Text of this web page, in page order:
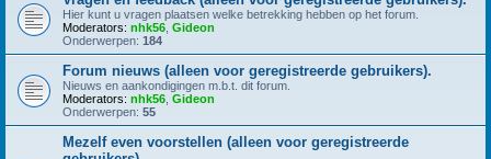
Hier kunt u vragen plaatsen welke betrekking hebben op het forum.
Moderators: nhk56 Gideon
Onderwerpen: 184
Forum nieuws (alleen voor geregistreerde gebruikers).
Nieuws en aankondigingen m.b.t. dit forum.
Moderators: nhk56 Gideon
Onderwerpen: 55
Mezelf even voorstellen (alleen voor geregistreerde